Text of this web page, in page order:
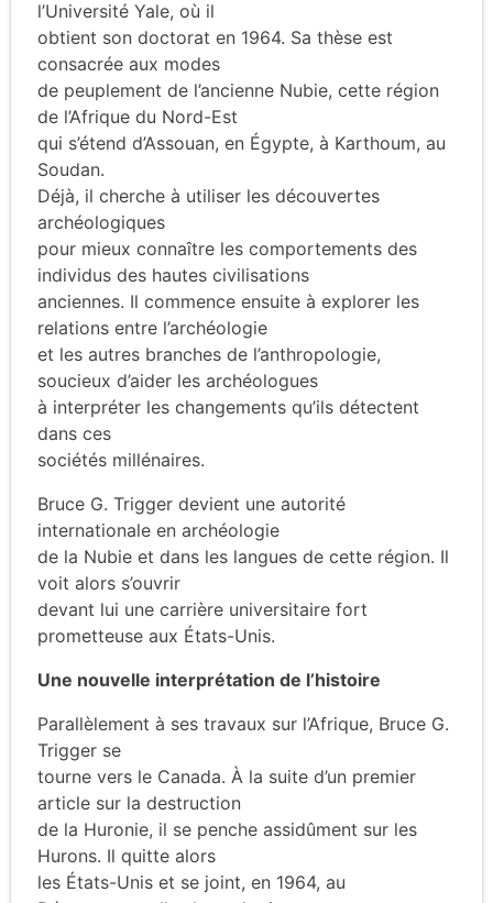
l’Université Yale, où il
obtient son doctorat en 1964. Sa thèse est
consacrée aux modes
de peuplement de l’ancienne Nubie, cette région
de l’Afrique du Nord-Est
qui s’étend d’Assouan, en Égypte, à Karthoum, au
Soudan.
Déjà, il cherche à utiliser les découvertes
archéologiques
pour mieux connaître les comportements des
individus des hautes civilisations
anciennes. Il commence ensuite à explorer les
relations entre l’archéologie
et les autres branches de l’anthropologie,
soucieux d’aider les archéologues
à interpréter les changements qu’ils détectent
dans ces
sociétés millénaires.
Bruce G. Trigger devient une autorité
internationale en archéologie
de la Nubie et dans les langues de cette région. Il
voit alors s’ouvrir
devant lui une carrière universitaire fort
prometteuse aux États-Unis.
Une nouvelle interprétation de l’histoire
Parallèlement à ses travaux sur l’Afrique, Bruce G.
Trigger se
tourne vers le Canada. À la suite d’un premier
article sur la destruction
de la Huronie, il se penche assidûment sur les
Hurons. Il quitte alors
les États-Unis et se joint, en 1964, au